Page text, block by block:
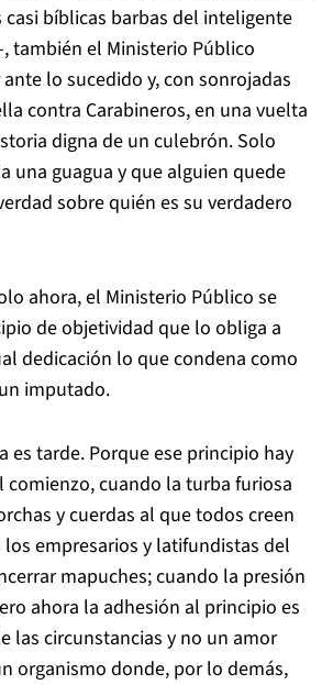
bíblicas barbas del inteligente
también el Ministerio Público
lo sucedido y, con sonrojadas
contra Carabineros, en una vuelta
digna de un culebrón. Solo
una guagua y que alguien quede
sobre quién es su verdadero
ahora, el Ministerio Público se
de objetividad que lo obliga a
dedicación lo que condena como
imputado.
es tarde. Porque ese principio hay
cuando la turba furiosa
y cuerdas al que todos creen
empresarios y latifundistas del
mapuches; cuando la presión
ahora la adhesión al principio es
las circunstancias y no un amor
organismo donde, por lo demás,